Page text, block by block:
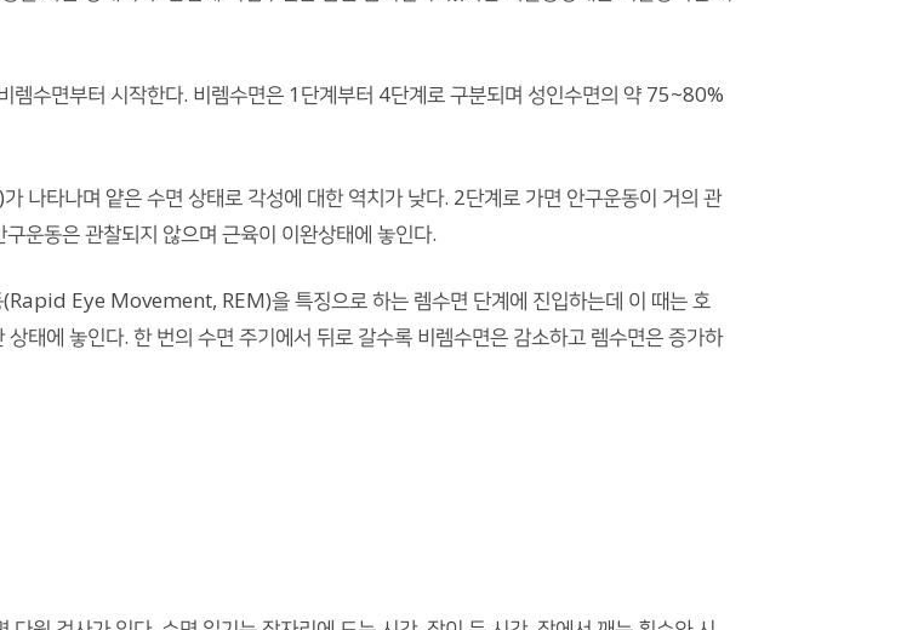
렘수면부터 시작한다. 비렘수면은 1단계부터 4단계로 구분되며 성인수면의 약 75~80%
타나며 얕은 수면 상태로 각성에 대한 역치가 낮다. 2단계로 가면 안구운동이 거의 관
운동은 관찰되지 않으며 근육이 이완상태에 놓인다.
Eye Movement, REM)을 특징으로 하는 렘수면 단계에 진입하는데 이 때는 호
태에 놓인다. 한 번의 수면 주기에서 뒤로 갈수록 비렘수면은 감소하고 렘수면은 증가하